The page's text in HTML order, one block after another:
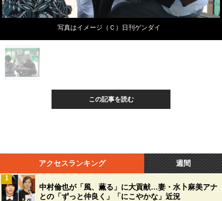
写真はイメージ（Ｃ）日刊ゲンダイ
この記事を読む
アクセスランキング 週間
中村倫也が「風、薫る」に大貢献…妻・水卜麻美アナ
との「ずっと仲良く」「にこやかな」近況
1